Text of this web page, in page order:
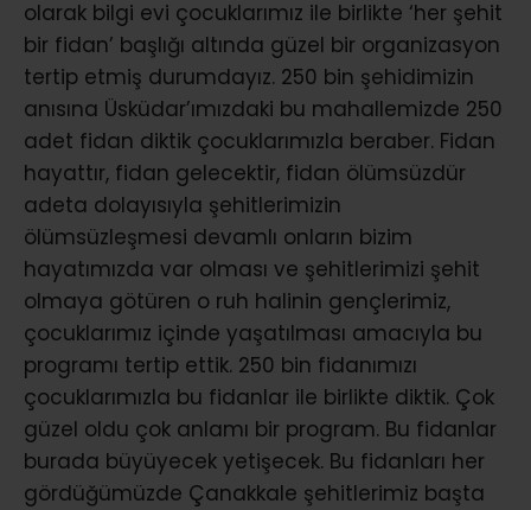
olarak bilgi evi çocuklarımız ile birlikte ‘her şehit
bir fidan’ başlığı altında güzel bir organizasyon
tertip etmiş durumdayız. 250 bin şehidimizin
anısına Üsküdar’ımızdaki bu mahallemizde 250
adet fidan diktik çocuklarımızla beraber. Fidan
hayattır, fidan gelecektir, fidan ölümsüzdür
adeta dolayısıyla şehitlerimizin
ölümsüzleşmesi devamlı onların bizim
hayatımızda var olması ve şehitlerimizi şehit
olmaya götüren o ruh halinin gençlerimiz,
çocuklarımız içinde yaşatılması amacıyla bu
programı tertip ettik. 250 bin fidanımızı
çocuklarımızla bu fidanlar ile birlikte diktik. Çok
güzel oldu çok anlamı bir program. Bu fidanlar
burada büyüyecek yetişecek. Bu fidanları her
gördüğümüzde Çanakkale şehitlerimiz başta